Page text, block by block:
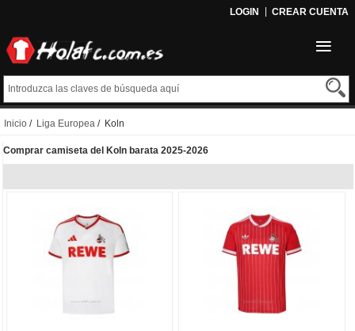
LOGIN CREAR CUENTA
Inicio / Liga Europea / Koln
Comprar camiseta del Koln barata 2025-2026